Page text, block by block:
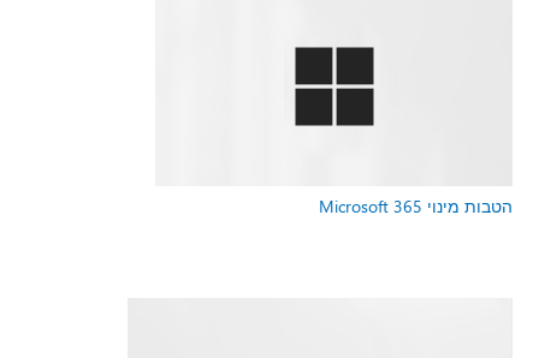
הטבות מינוי Microsoft 365